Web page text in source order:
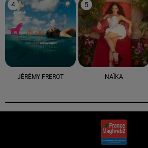
4
JÉRÉMY FREROT
5
NAÏKA